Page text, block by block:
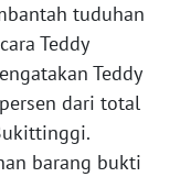
tuduhan
Teddy
Teddy
dari total
barang bukti